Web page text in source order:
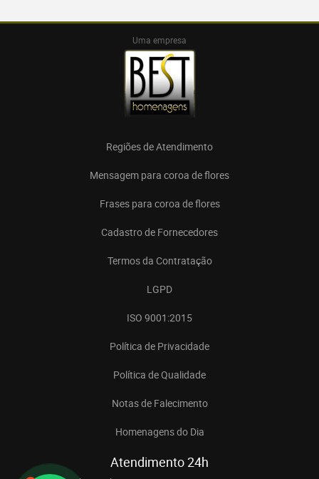
Uma empresa
Regiões de Atendimento
Mensagem para coroa de flores
Frases para coroa de flores
Cadastro de Fornecedores
Termos da Contratação
LGPD
ISO 9001:2015
Política de Privacidade
Política de Qualidade
Notas de Falecimento
Homenagens do Dia
Atendimento 24h